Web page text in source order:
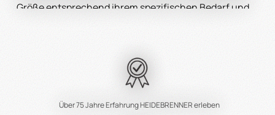
Größe entsprechend ihrem spezifischen Bedarf und
von Heidebrenner ist eine Bereicherung für jedes
gastronomische Unternehmen. Natürlich können Sie
auch jederzeit auf uns zukommen und mit uns Ihre
individuell benötigte Größe besprechen.
Über 75 Jahre Erfahrung HEIDEBRENNER erleben